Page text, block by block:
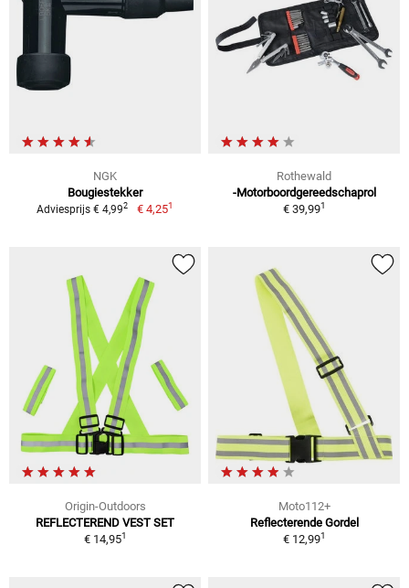
NGK
Bougiestekker
Adviesprijs € 4,992 € 4,251
Rothewald
-Motorboordgereedschaprol
€ 39,991
Origin-Outdoors
REFLECTEREND VEST SET
€ 14,951
Moto112+
Reflecterende Gordel
€ 12,991